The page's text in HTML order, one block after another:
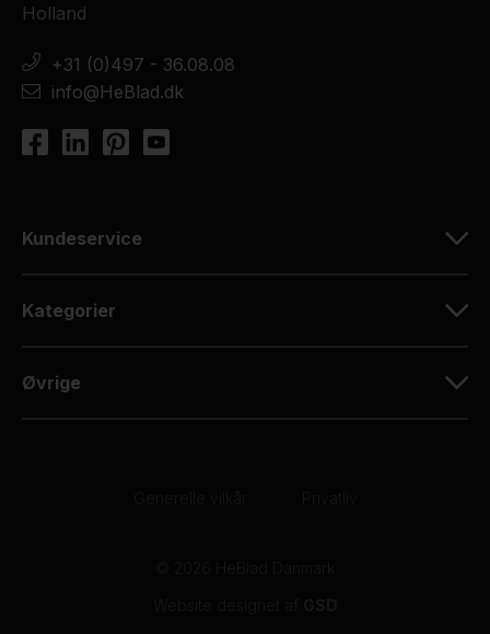
Holland
+31 (0)497 - 36.08.08
info@HeBlad.dk
Kundeservice
Kategorier
Øvrige